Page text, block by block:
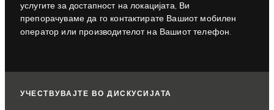
услугите за достапност на локацијата, Ви
препорачуваме да го контактирате Вашиот мобилен
оператор или производителот на Вашиот телефон.
УЧЕСТВУВАЈТЕ ВО ДИСКУСИЈАТА